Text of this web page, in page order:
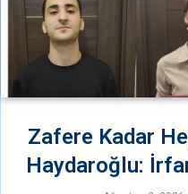
Zafere Kadar
Haydaroğlu: